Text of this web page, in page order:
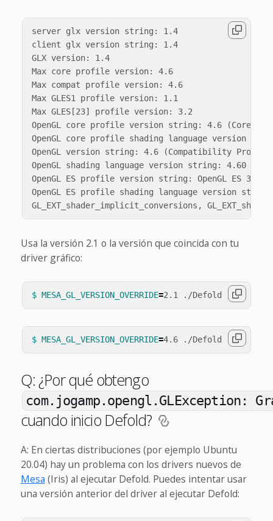
server glx version string: 1.4
client glx version string: 1.4
GLX version: 1.4
Max core profile version: 4.6
Max compat profile version: 4.6
Max GLES1 profile version: 1.1
Max GLES[23] profile version: 3.2
OpenGL core profile version string: 4.6 (Core
OpenGL core profile shading language version
OpenGL version string: 4.6 (Compatibility
OpenGL shading language version string: 4.60
OpenGL ES profile version string: OpenGL ES 3.2
OpenGL ES profile shading language version string:
Usa la versión 2.1 o la versión que coincida con tu
driver gráfico:
$ MESA_GL_VERSION_OVERRIDE=
$ MESA_GL_VERSION_OVERRIDE=
Q: ¿Por qué obtengo
com.jogamp.opengl.GLException:
cuando inicio Defold?
A: En ciertas distribuciones (por ejemplo Ubuntu
20.04) hay un problema con los drivers nuevos de
Mesa (Iris) al ejecutar Defold. Puedes intentar usar
una versión anterior del driver al ejecutar Defold: